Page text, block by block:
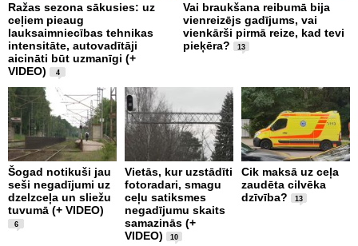
Ražas sezona sākusies: uz
ceļiem pieaug
lauksaimniecības tehnikas
intensitāte, autovadītāji
aicināti būt uzmanīgi (+
VIDEO)
4
Vai braukšana reibumā bija
vienreizējs gadījums, vai
vienkārši pirmā reize, kad tevi
pieķēra?
13
Šogad notikuši jau
seši negadījumi uz
dzelzceļa un sliežu
tuvumā (+ VIDEO)
6
Vietās, kur uzstādīti
fotoradari, smagu
ceļu satiksmes
negadījumu skaits
samazinās (+
VIDEO)
10
Cik maksā uz ceļa
zaudēta cilvēka
dzīvība?
13